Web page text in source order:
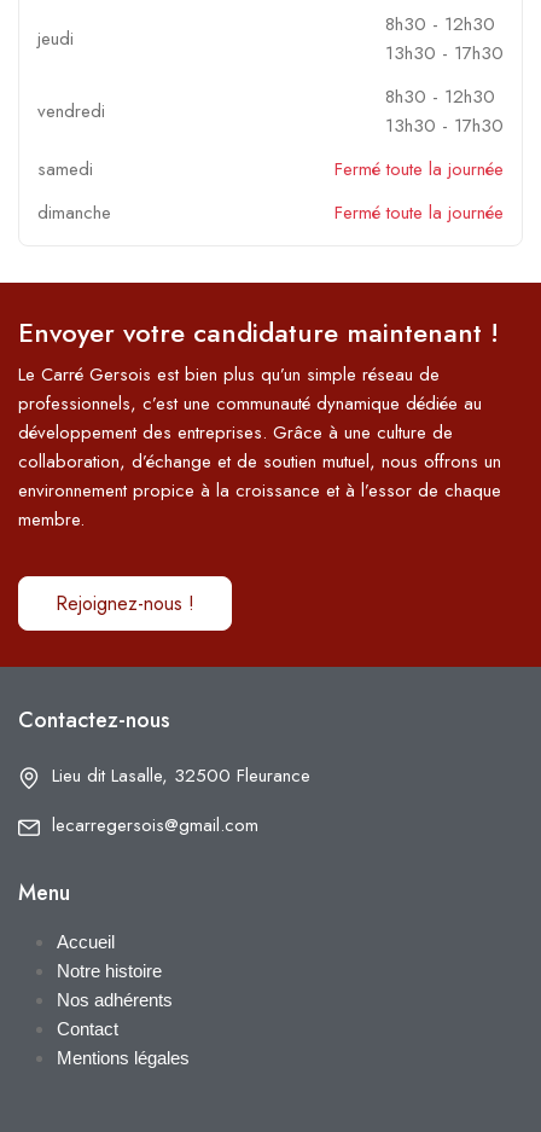
jeudi
8h30 - 12h30
13h30 - 17h30
vendredi
8h30 - 12h30
13h30 - 17h30
samedi
Fermé toute la journée
dimanche
Fermé toute la journée
Envoyer votre candidature maintenant !
Le Carré Gersois est bien plus qu’un simple réseau de
professionnels, c’est une communauté dynamique dédiée au
développement des entreprises. Grâce à une culture de
collaboration, d’échange et de soutien mutuel, nous offrons un
environnement propice à la croissance et à l’essor de chaque
membre.
Rejoignez-nous !
Contactez-nous
Lieu dit Lasalle, 32500 Fleurance
lecarregersois@gmail.com
Menu
Accueil
Notre histoire
Nos adhérents
Contact
Mentions légales